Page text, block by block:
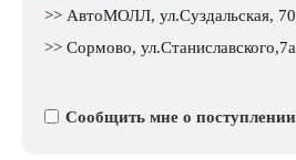
>> АвтоМОЛЛ, ул.Суздальская, 70
>> Сормово, ул.Станиславского,7а
Сообщить мне о поступлении